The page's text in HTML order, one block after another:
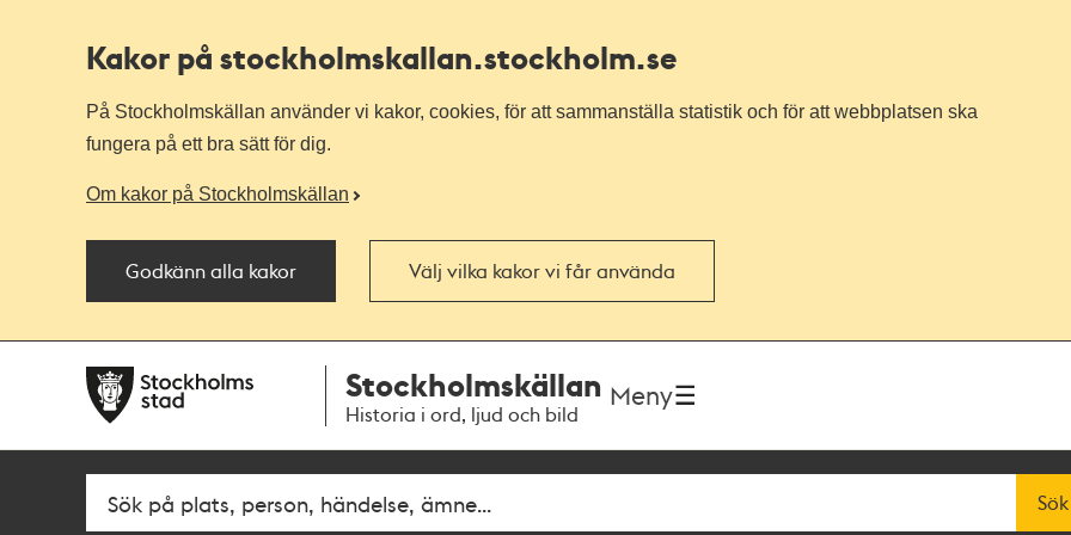
Kakor på stockholmskallan.stockholm.se
På Stockholmskällan använder vi kakor, cookies, för att sammanställa statistik och för att webbplatsen ska
fungera på ett bra sätt för dig.
Om kakor på Stockholmskällan
Godkänn alla kakor Välj vilka kakor vi får använda
navigationen
huvudinnehållet
Stockholmskällan
Historia i ord, ljud och bild
Meny
Fritextsök Sök